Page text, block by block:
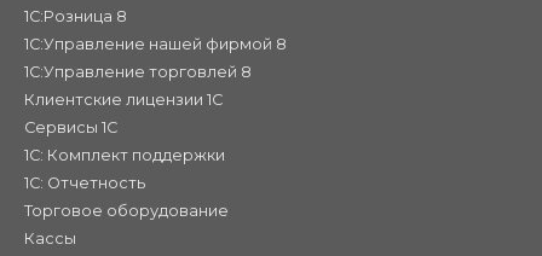
1С:Розница 8
1С:Управление нашей фирмой 8
1С:Управление торговлей 8
Клиентские лицензии 1С
Сервисы 1С
1С: Комплект поддержки
1С: Отчетность
Торговое оборудование
Кассы